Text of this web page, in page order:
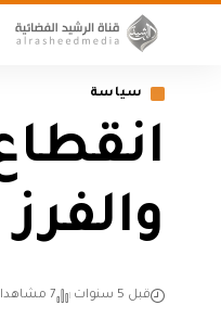
سياسة
قبل 5 سنوات 7 مشاهدات